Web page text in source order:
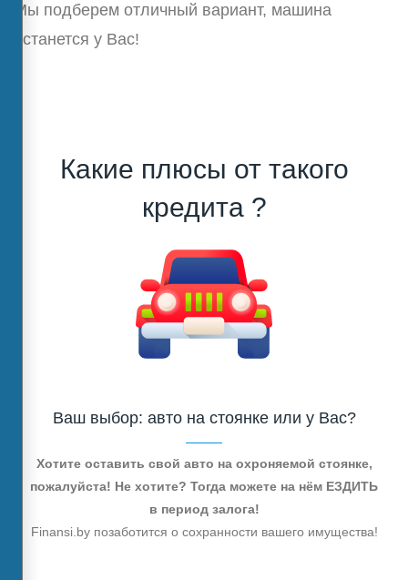
Мы подберем отличный вариант, машина
останется у Вас!
Какие плюсы от такого
кредита ?
Ваш выбор: авто на стоянке или у Вас?
Хотите оставить свой авто на охроняемой стоянке,
пожалуйста! Не хотите? Тогда можете на нём ЕЗДИТЬ
в период залога!
Finansi.by позаботится о сохранности вашего имущества!